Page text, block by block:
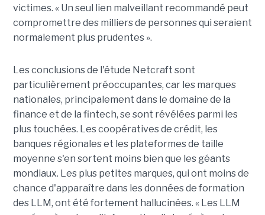
victimes. « Un seul lien malveillant recommandé peut
compromettre des milliers de personnes qui seraient
normalement plus prudentes ».
Les conclusions de l'étude Netcraft sont
particulièrement préoccupantes, car les marques
nationales, principalement dans le domaine de la
finance et de la fintech, se sont révélées parmi les
plus touchées. Les coopératives de crédit, les
banques régionales et les plateformes de taille
moyenne s'en sortent moins bien que les géants
mondiaux. Les plus petites marques, qui ont moins de
chance d'apparaître dans les données de formation
des LLM, ont été fortement hallucinées. « Les LLM